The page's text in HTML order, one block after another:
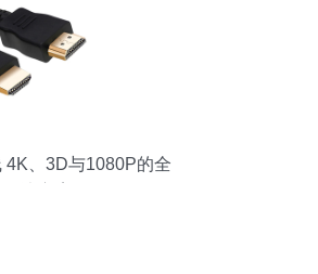
4K、3D与1080P的全